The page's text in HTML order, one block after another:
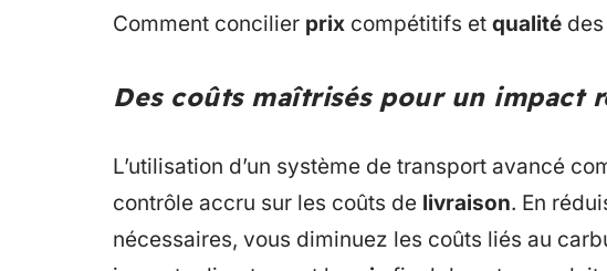
Comment concilier prix compétitifs et qualité des
Des coûts maîtrisés pour un impact
L’utilisation d’un système de transport avancé
contrôle accru sur les coûts de livraison. En
nécessaires, vous diminuez les coûts liés au